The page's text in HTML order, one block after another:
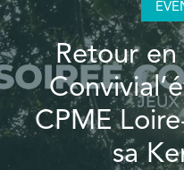
Retour en
CPME
sa